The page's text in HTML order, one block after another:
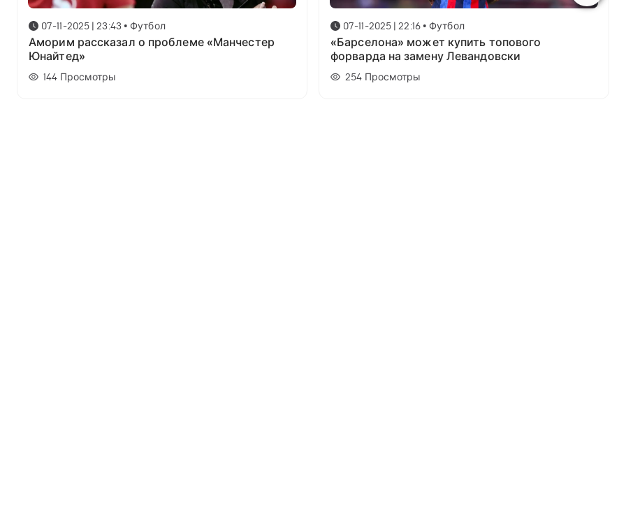
07-11-2025 | 23:43 • Футбол
Аморим рассказал о проблеме «Манчестер
Юнайтед»
144 Просмотры
07-11-2025 | 22:16 • Футбол
«Барселона» может купить топового
форварда на замену Левандовски
254 Просмотры